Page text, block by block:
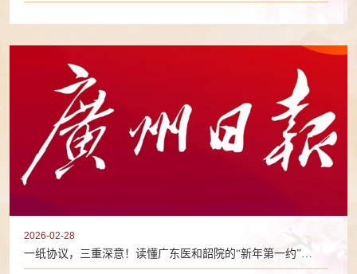
2026-02-28
一纸协议，三重深意！读懂广东医和韶院的“新年第一约”